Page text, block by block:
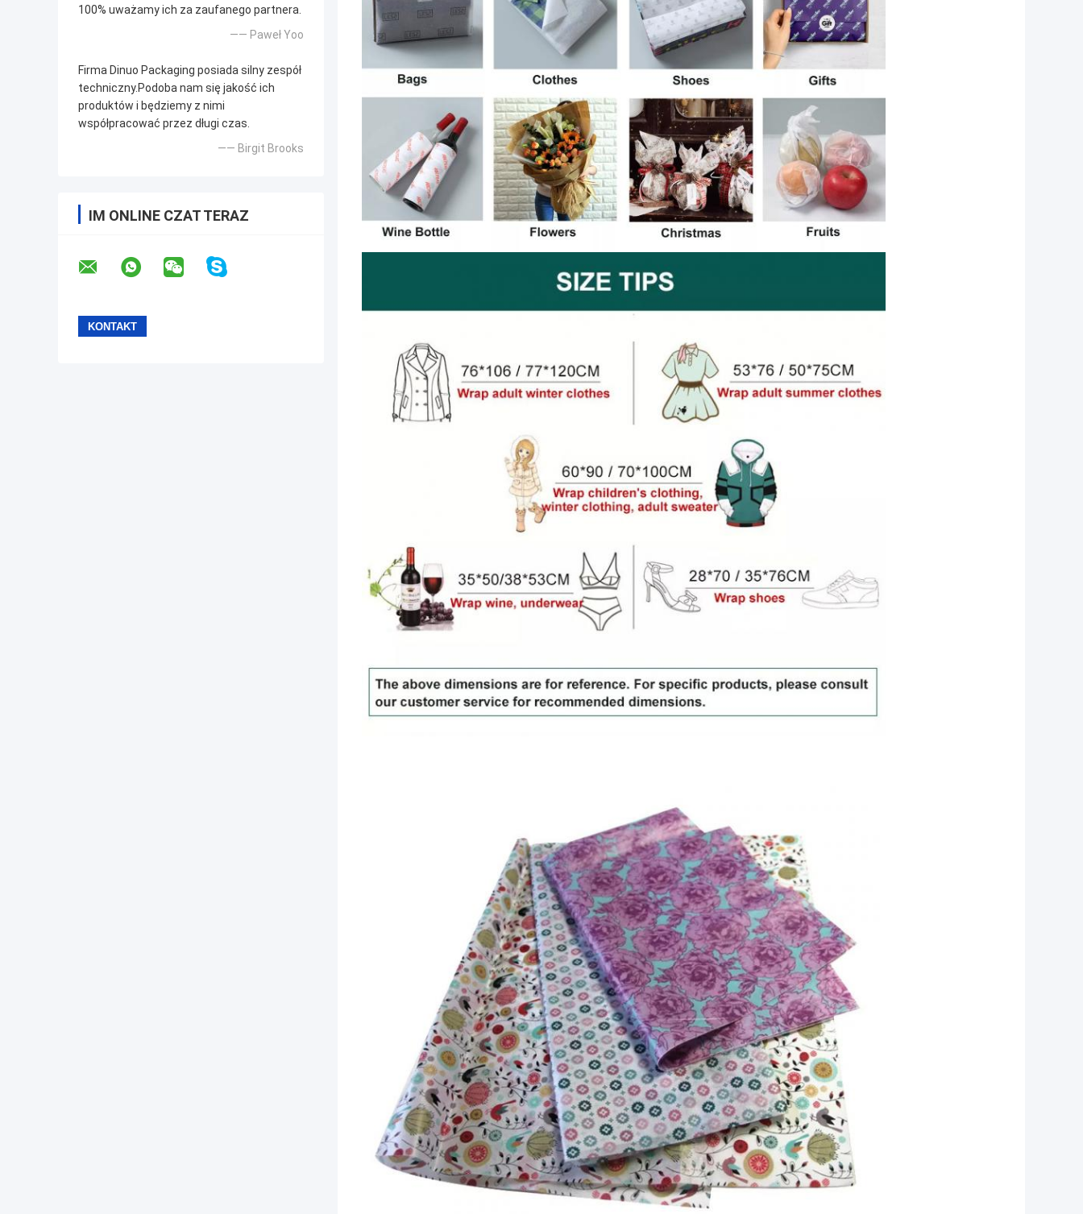
100% uważamy ich za zaufanego partnera.
—— Paweł Yoo
Firma Dinuo Packaging posiada silny zespół
techniczny.Podoba nam się jakość ich
produktów i będziemy z nimi
współpracować przez długi czas.
—— Birgit Brooks
IM ONLINE CZAT TERAZ